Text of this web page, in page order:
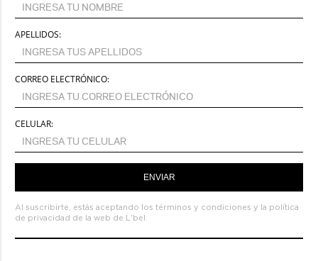
APELLIDOS:
CORREO ELECTRÓNICO:
CELULAR:
ENVIAR
Al suscribirte, estás aceptando los términos y condiciones y la política
de privacidad de la web de L'bel.